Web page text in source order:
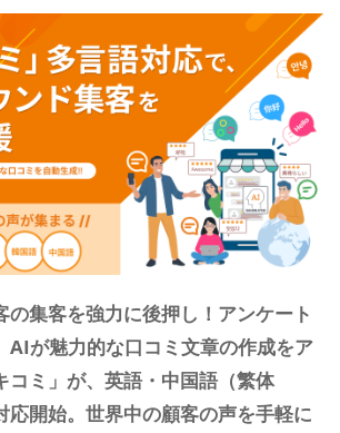
の集客を強力に後押し！アンケート
AIが魅力的な口コミ文章の作成をア
コミ」が、英語・中国語（繁体
応開始。世界中の顧客の声を手軽に